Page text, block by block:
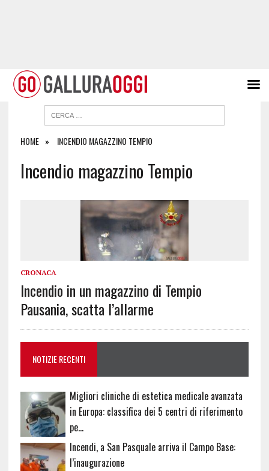
HOME INCENDIO MAGAZZINO TEMPIO
Incendio magazzino Tempio
CRONACA
Incendio in un magazzino di Tempio
Pausania, scatta l’allarme
NOTIZIE RECENTI
Migliori cliniche di estetica medicale avanzata
in Europa: classifica dei 5 centri di riferimento
pe…
Incendi, a San Pasquale arriva il Campo Base:
l’inaugurazione